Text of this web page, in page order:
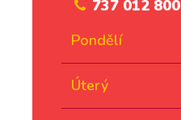
737 012 800
Pondělí
Úterý